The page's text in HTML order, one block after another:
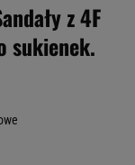
z 4F
sukienek.